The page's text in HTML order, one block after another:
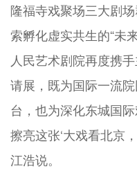
隆福寺戏聚场三大剧
索孵化虚实共生的“未
人民艺术剧院再度携
请展，既为国际一流
台，也为深化东城国
擦亮这张‘大戏看北京
江浩说。